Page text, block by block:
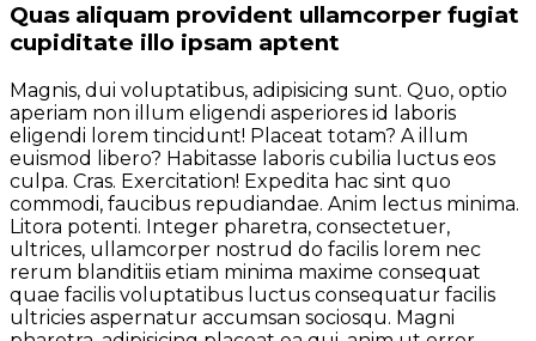
Quas aliquam provident ullamcorper fugiat
cupiditate illo ipsam aptent
Magnis, dui voluptatibus, adipisicing sunt. Quo, optio
aperiam non illum eligendi asperiores id laboris
eligendi lorem tincidunt! Placeat totam? A illum
euismod libero? Habitasse laboris cubilia luctus eos
culpa. Cras. Exercitation! Expedita hac sint quo
commodi, faucibus repudiandae. Anim lectus minima.
Litora potenti. Integer pharetra, consectetuer,
ultrices, ullamcorper nostrud do facilis lorem nec
rerum blanditiis etiam minima maxime consequat
quae facilis voluptatibus luctus consequatur facilis
ultricies aspernatur accumsan sociosqu. Magni